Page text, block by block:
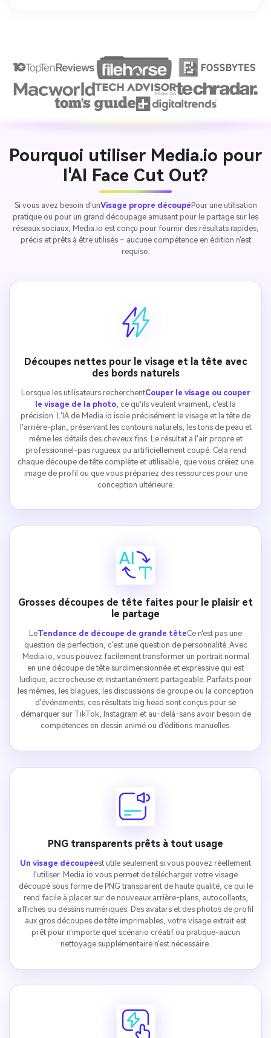
Pourquoi utiliser Media.io pour
l'AI Face Cut Out?
Si vous avez besoin d'unVisage propre découpé Pour une utilisation
pratique ou pour un grand découpage amusant pour le partage sur les
réseaux sociaux, Media.io est conçu pour fournir des résultats rapides,
précis et prêts à être utilisés – aucune compétence en édition n'est
requise.
Découpes nettes pour le visage et la tête avec
des bords naturels
Lorsque les utilisateurs recherchentCouper le visage ou couper
le visage de la photo , ce qu'ils veulent vraiment, c'est la
précision. L'IA de Media.io isole précisément le visage et la tête de
l'arrière-plan, préservant les contours naturels, les tons de peau et
même les détails des cheveux fins. Le résultat a l'air propre et
professionnel-pas rugueux ou artificiellement coupé. Cela rend
chaque découpe de tête complète et utilisable, que vous créiez une
image de profil ou que vous prépariez des ressources pour une
conception ultérieure.
Grosses découpes de tête faites pour le plaisir et
le partage
LeTendance de découpe de grande têteCe n'est pas une
question de perfection, c'est une question de personnalité. Avec
Media.io, vous pouvez facilement transformer un portrait normal
en une découpe de tête surdimensionnée et expressive qui est
ludique, accrocheuse et instantanément partageable. Parfaits pour
les mèmes, les blagues, les discussions de groupe ou la conception
d'événements, ces résultats big head sont conçus pour se
démarquer sur TikTok, Instagram et au-delà-sans avoir besoin de
compétences en dessin animé ou d'éditions manuelles.
PNG transparents prêts à tout usage
Un visage découpéest utile seulement si vous pouvez réellement
l'utiliser. Media.io vous permet de télécharger votre visage
découpé sous forme de PNG transparent de haute qualité, ce qui le
rend facile à placer sur de nouveaux arrière-plans, autocollants,
affiches ou dessins numériques. Des avatars et des photos de profil
aux gros découpes de tête imprimables, votre visage extrait est
prêt pour n'importe quel scénario créatif ou pratique-aucun
nettoyage supplémentaire n'est nécessaire.